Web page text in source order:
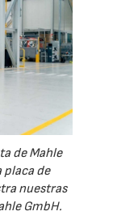
de Mahle
placa de
nuestras
GmbH.